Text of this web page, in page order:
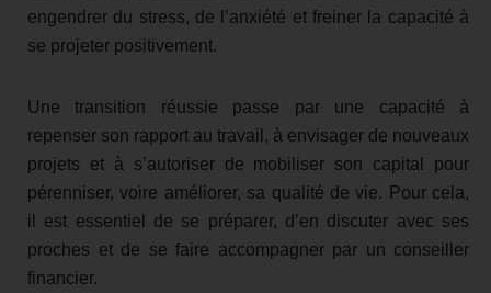
engendrer du stress, de l’anxiété et freiner la capacité à
se projeter positivement.
Une transition réussie passe par une capacité à
repenser son rapport au travail, à envisager de nouveaux
projets et à s’autoriser de mobiliser son capital pour
pérenniser, voire améliorer, sa qualité de vie. Pour cela,
il est essentiel de se préparer, d’en discuter avec ses
proches et de se faire accompagner par un conseiller
financier.